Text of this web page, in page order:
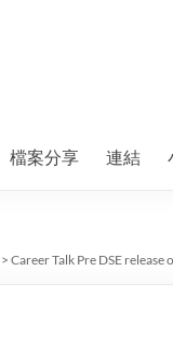
檔案分享 連結
> Career Talk Pre DSE release